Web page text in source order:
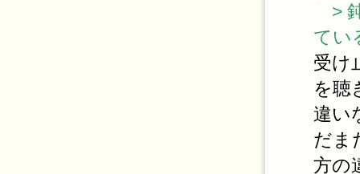
>
てい
受け
を聴
違い
だま
方の